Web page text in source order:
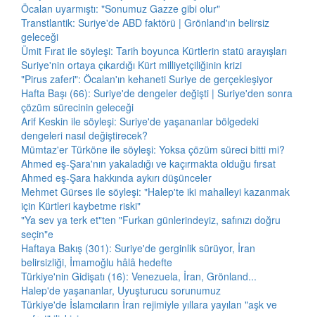
Öcalan uyarmıştı: "Sonumuz Gazze gibi olur"
Transtlantik: Suriye'de ABD faktörü | Grönland'ın belirsiz
geleceği
Ümit Fırat ile söyleşi: Tarih boyunca Kürtlerin statü arayışları
Suriye'nin ortaya çıkardığı Kürt milliyetçiliğinin krizi
"Pirus zaferi": Öcalan'ın kehaneti Suriye de gerçekleşiyor
Hafta Başı (66): Suriye'de dengeler değişti | Suriye'den sonra
çözüm sürecinin geleceği
Arif Keskin ile söyleşi: Suriye'de yaşananlar bölgedeki
dengeleri nasıl değiştirecek?
Mümtaz'er Türköne ile söyleşi: Yoksa çözüm süreci bitti mi?
Ahmed eş-Şara'nın yakaladığı ve kaçırmakta olduğu fırsat
Ahmed eş-Şara hakkında aykırı düşünceler
Mehmet Gürses ile söyleşi: "Halep'te iki mahalleyi kazanmak
için Kürtleri kaybetme riski"
"Ya sev ya terk et"ten "Furkan günlerindeyiz, safınızı doğru
seçin"e
Haftaya Bakış (301): Suriye'de gerginlik sürüyor, İran
belirsizliği, İmamoğlu hâlâ hedefte
Türkiye'nin Gidişatı (16): Venezuela, İran, Grönland...
Halep'de yaşananlar, Uyuşturucu sorunumuz
Türkiye'de İslamcıların İran rejimiyle yıllara yayılan "aşk ve